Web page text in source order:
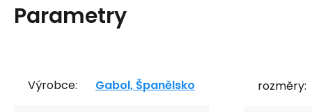
Parametry
Výrobce: Gabol, Španělsko rozměry: